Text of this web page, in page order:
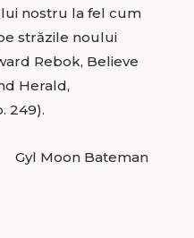
nostru la fel cum
străzile noului
Rebok, Believe
Herald,
249).
Gyl Moon Bateman